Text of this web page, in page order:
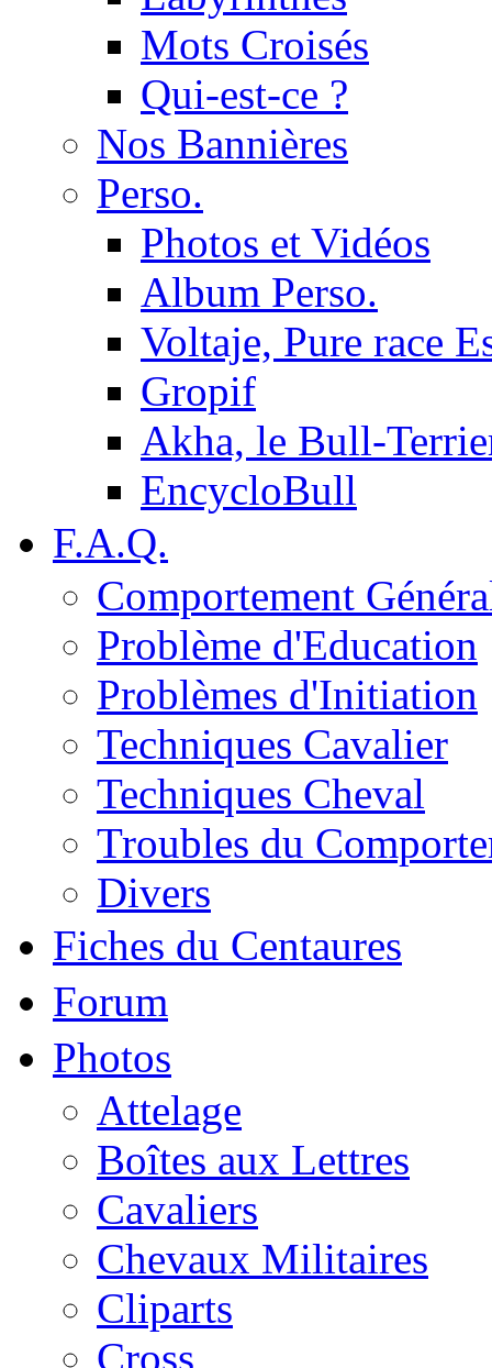
Mots Croisés
Qui-est-ce ?
Nos Bannières
Perso.
Photos et Vidéos
Album Perso.
Voltaje, Pure race
Gropif
Akha, le Bull-
EncycloBull
F.A.Q.
Comportement
Problème d'Education
Problèmes d'Initiation
Techniques Cavalier
Techniques Cheval
Troubles du
Divers
Fiches du Centaures
Forum
Photos
Attelage
Boîtes aux Lettres
Cavaliers
Chevaux Militaires
Cliparts
Cross